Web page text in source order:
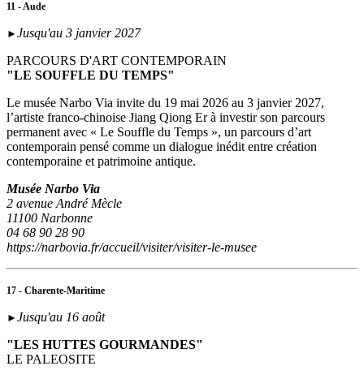
11 - Aude
► Jusqu'au 3 janvier 2027
PARCOURS D'ART CONTEMPORAIN
"LE SOUFFLE DU TEMPS"
Le musée Narbo Via invite du 19 mai 2026 au 3 janvier 2027,
l’artiste franco-chinoise Jiang Qiong Er à investir son parcours
permanent avec « Le Souffle du Temps », un parcours d’art
contemporain pensé comme un dialogue inédit entre création
contemporaine et patrimoine antique.
Musée Narbo Via
2 avenue André Mècle
11100 Narbonne
04 68 90 28 90
https://narbovia.fr/accueil/visiter/visiter-le-musee
17 - Charente-Maritime
► Jusqu'au 16 août
"LES HUTTES GOURMANDES"
LE PALEOSITE